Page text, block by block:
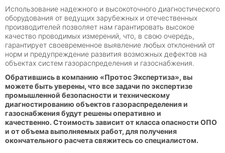
Использование надежного и высокоточного диагностического
оборудования от ведущих зарубежных и отечественных
производителей позволяет нам гарантировать высокое
качество проводимых измерений, что, в свою очередь,
гарантирует своевременное выявление любых отклонений от
норм и предупреждение развития возможных дефектов на
объектах систем газораспределения и газоснабжения.
Обратившись в компанию «Протос Экспертиза», вы
можете быть уверены, что все задачи по экспертизе
промышленной безопасности и техническому
диагностированию объектов газораспределения и
газоснабжения будут решены оперативно и
качественно. Стоимость зависит от класса опасности ОПО
и от объема выполняемых работ, для получения
окончательного расчета свяжитесь со специалистом.